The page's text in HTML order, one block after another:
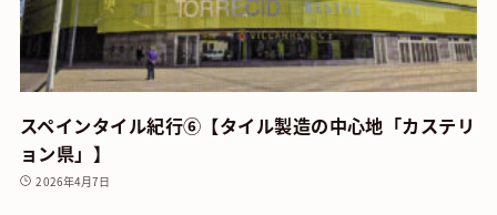
スペインタイル紀行⑥【タイル製造の中心地「カステリ
ョン県」】
2026年4月7日